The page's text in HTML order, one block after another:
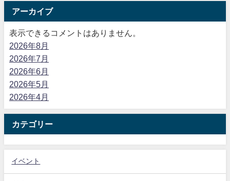
アーカイブ
表示できるコメントはありません。
2026年8月
2026年7月
2026年6月
2026年5月
2026年4月
カテゴリー
イベント